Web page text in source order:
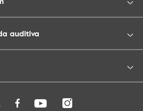
auditiva